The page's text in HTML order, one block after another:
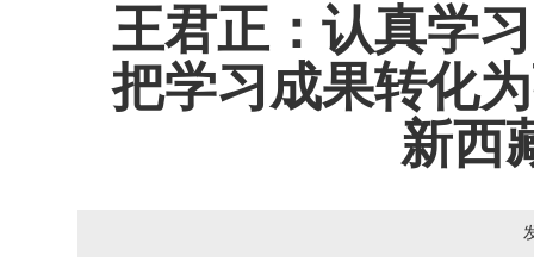
王君正：认真学
把学习成果转化
新西